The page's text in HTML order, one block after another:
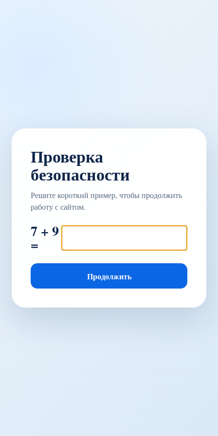
Проверка
безопасности
Решите короткий пример, чтобы продолжить
работу с сайтом.
7 + 9
=
Продолжить